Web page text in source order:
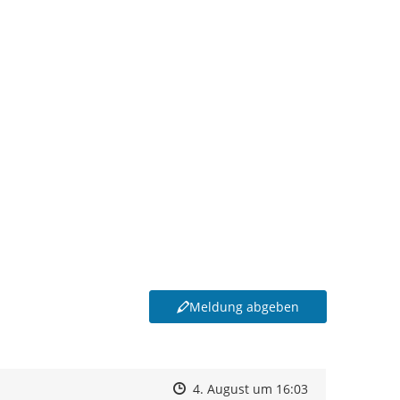
Meldung abgeben
Zeitpunkt des Erstellens
Zeitpunkt des Erstellens
4. August um 16:03Zur Äußerung